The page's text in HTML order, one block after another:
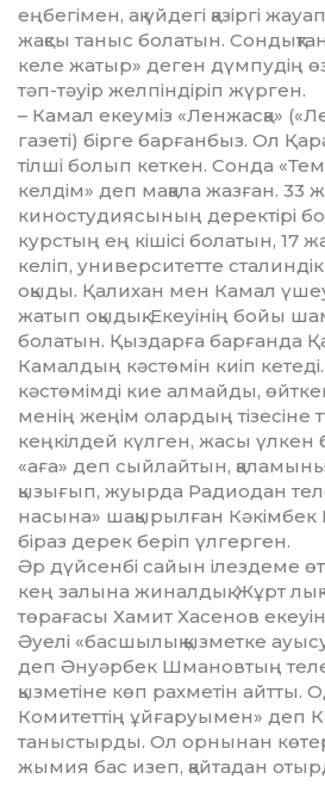
еңбегі­мен, ақ үйдегі қазіргі
жақсы таныс болатын.
келе жатыр» деген дүмпудің
тәп-тәуір желпіндіріп жүрген.
– Камал екеуміз «Ленжасқа»
газеті) бірге барғанбыз. Ол
тілші болып кеткен. Сонда
келдім» деп мақала жазған. 33
киностудиясының деректірі
курстың ең кішісі болатын, 17
келіп, университетте
оқыды. Қалихан мен Камал
жатып оқыдық. Екеуінің бойы
болатын. Қыздарға барғанда
Камалдың кәстөмін киіп
кәстөмімді кие алмайды,
менің жеңім олардың тізесіне
кеңкілдей күл­ген, жасы үлкен
«аға» деп сыйлайтын,
қызығып, жуырда Радиодан
насына» шақырылған
біраз дерек беріп үлгерген.
Әр дүйсенбі сайын ілездеме
кең залына жиналдық. Жұрт
төрағасы Хамит Хасенов екеуін
Әуелі «бас­шы­лық қызметке
деп Әнуәрбек Шма­нов­тың
қызметіне көп рахметін айтты.
Комитеттің ұйғаруы­мен» деп
таныстырды. Ол орнынан
жымия бас изеп, қайтадан